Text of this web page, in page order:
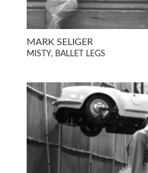
MARK SELIGER
MISTY, BALLET LEGS